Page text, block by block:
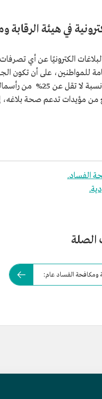
في هيئة الرقابة
الكترونيًا عن أي
للمواطنين، على أن تكون
تمتلك الدولة
من مؤيدات تدعم صحة
الفساد.
الصلة
ومكافحة الفساد عام: